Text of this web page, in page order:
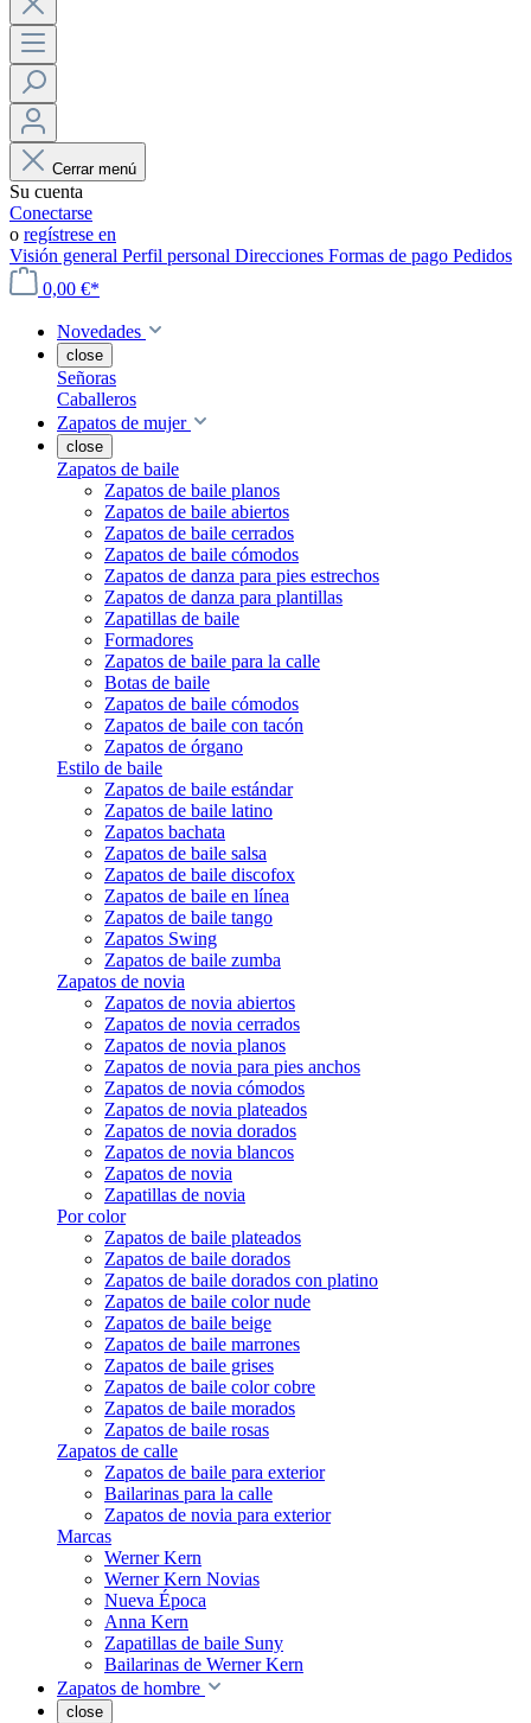
Cerrar menú
Su cuenta
Conectarse
o regístrese en
Visión general Perfil personal Direcciones Formas de pago Pedidos
0,00 €*
Novedades
close
Señoras
Caballeros
Zapatos de mujer
close
Zapatos de baile
Zapatos de baile planos
Zapatos de baile abiertos
Zapatos de baile cerrados
Zapatos de baile cómodos
Zapatos de danza para pies estrechos
Zapatos de danza para plantillas
Zapatillas de baile
Formadores
Zapatos de baile para la calle
Botas de baile
Zapatos de baile cómodos
Zapatos de baile con tacón
Zapatos de órgano
Estilo de baile
Zapatos de baile estándar
Zapatos de baile latino
Zapatos bachata
Zapatos de baile salsa
Zapatos de baile discofox
Zapatos de baile en línea
Zapatos de baile tango
Zapatos Swing
Zapatos de baile zumba
Zapatos de novia
Zapatos de novia abiertos
Zapatos de novia cerrados
Zapatos de novia planos
Zapatos de novia para pies anchos
Zapatos de novia cómodos
Zapatos de novia plateados
Zapatos de novia dorados
Zapatos de novia blancos
Zapatos de novia
Zapatillas de novia
Por color
Zapatos de baile plateados
Zapatos de baile dorados
Zapatos de baile dorados con platino
Zapatos de baile color nude
Zapatos de baile beige
Zapatos de baile marrones
Zapatos de baile grises
Zapatos de baile color cobre
Zapatos de baile morados
Zapatos de baile rosas
Zapatos de calle
Zapatos de baile para exterior
Bailarinas para la calle
Zapatos de novia para exterior
Marcas
Werner Kern
Werner Kern Novias
Nueva Época
Anna Kern
Zapatillas de baile Suny
Bailarinas de Werner Kern
Zapatos de hombre
close